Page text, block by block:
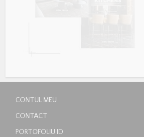
CONTUL MEU
CONTACT
PORTOFOLIU ID